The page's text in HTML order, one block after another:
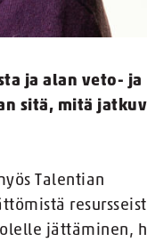
ja alan veto- ja
sitä, mitä
Talentian
jättäminen,